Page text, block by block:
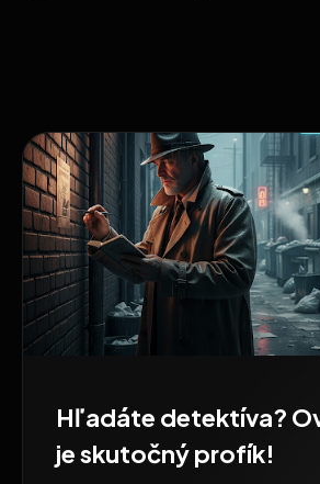
Hľadáte detektíva?
je skutočný profík!